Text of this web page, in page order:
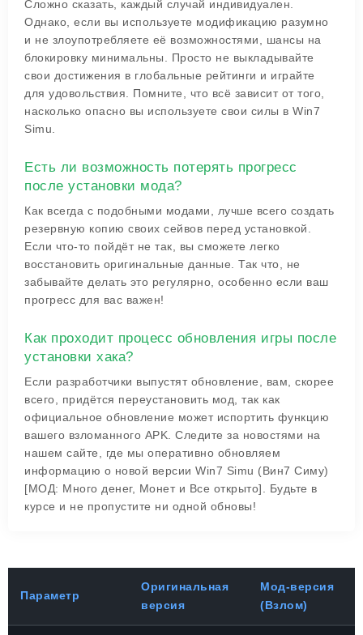
Сложно сказать, каждый случай индивидуален.
Однако, если вы используете модификацию разумно
и не злоупотребляете её возможностями, шансы на
блокировку минимальны. Просто не выкладывайте
свои достижения в глобальные рейтинги и играйте
для удовольствия. Помните, что всё зависит от того,
насколько опасно вы используете свои силы в Win7
Simu.
Есть ли возможность потерять прогресс
после установки мода?
Как всегда с подобными модами, лучше всего создать
резервную копию своих сейвов перед установкой.
Если что-то пойдёт не так, вы сможете легко
восстановить оригинальные данные. Так что, не
забывайте делать это регулярно, особенно если ваш
прогресс для вас важен!
Как проходит процесс обновления игры после
установки хака?
Если разработчики выпустят обновление, вам, скорее
всего, придётся переустановить мод, так как
официальное обновление может испортить функцию
вашего взломанного APK. Следите за новостями на
нашем сайте, где мы оперативно обновляем
информацию о новой версии Win7 Simu (Вин7 Симу)
[МОД: Много денег, Монет и Все открыто]. Будьте в
курсе и не пропустите ни одной обновы!
Параметр
Оригинальная
версия
Мод-версия
(Взлом)